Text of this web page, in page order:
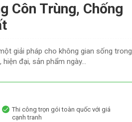
Côn Trùng, Chống
giải pháp cho không gian sống trong
đại, sản phẩm ngày...
Thi công trọn gói toàn quốc với giá
cạnh tranh